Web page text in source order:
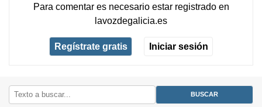
Para comentar es necesario estar registradoen
lavozdegalicia.es
Regístrate gratis Iniciar sesión